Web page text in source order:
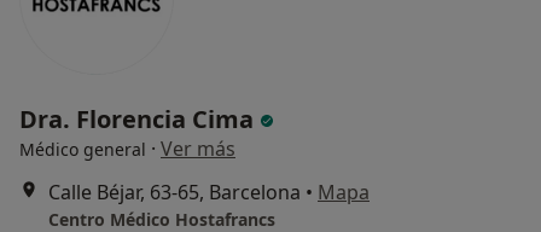
Dra. Florencia Cima
Médico general · Ver más
Calle Béjar, 63-65, Barcelona • Mapa
Centro Médico Hostafrancs